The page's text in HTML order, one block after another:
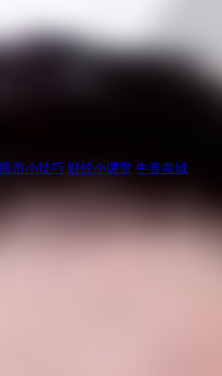
股市小技巧 财经小课堂 牛券商城